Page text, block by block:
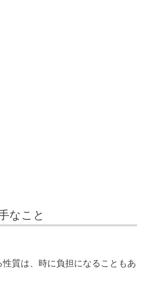
なこと
質は、時に負担になることもあ